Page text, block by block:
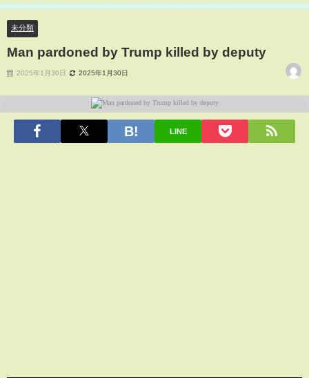
未分類
Man pardoned by Trump killed by deputy
2025年1月30日 2025年1月30日
LINE